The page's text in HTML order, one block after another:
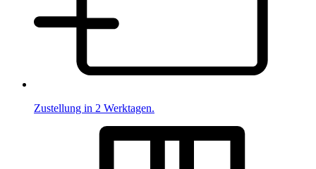
Zustellung in 2 Werktagen.